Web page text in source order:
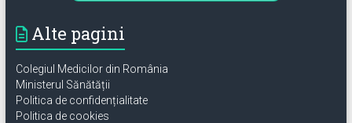
Alte pagini
Colegiul Medicilor din România
Ministerul Sănătății
Politica de confidențialitate
Politica de cookies